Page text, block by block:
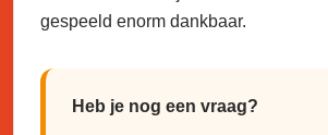
gespeeld enorm dankbaar.
Heb je nog een vraag?